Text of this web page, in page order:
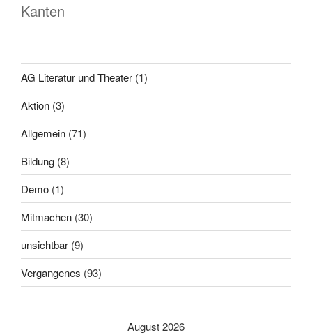
Kanten
AG Literatur und Theater (1)
Aktion (3)
Allgemein (71)
Bildung (8)
Demo (1)
Mitmachen (30)
unsichtbar (9)
Vergangenes (93)
August 2026